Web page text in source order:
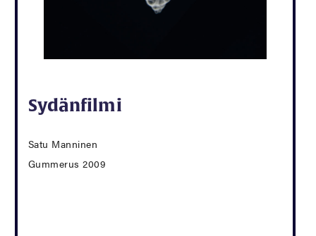
Sydänfilmi
Satu Manninen
Gummerus 2009